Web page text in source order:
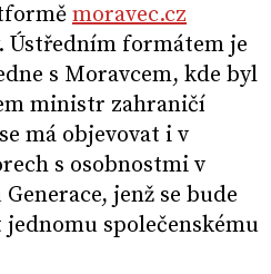
moravec.cz
Ústředním formátem je
s Moravcem, kde byl
ministr zahraničí
má objevovat i v
s osobnostmi v
jenž se bude
společenskému